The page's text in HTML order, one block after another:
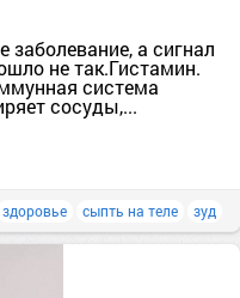
а сигнал
не так.Гистамин.
система
сосуды,...
здоровье сыпть на теле зуд